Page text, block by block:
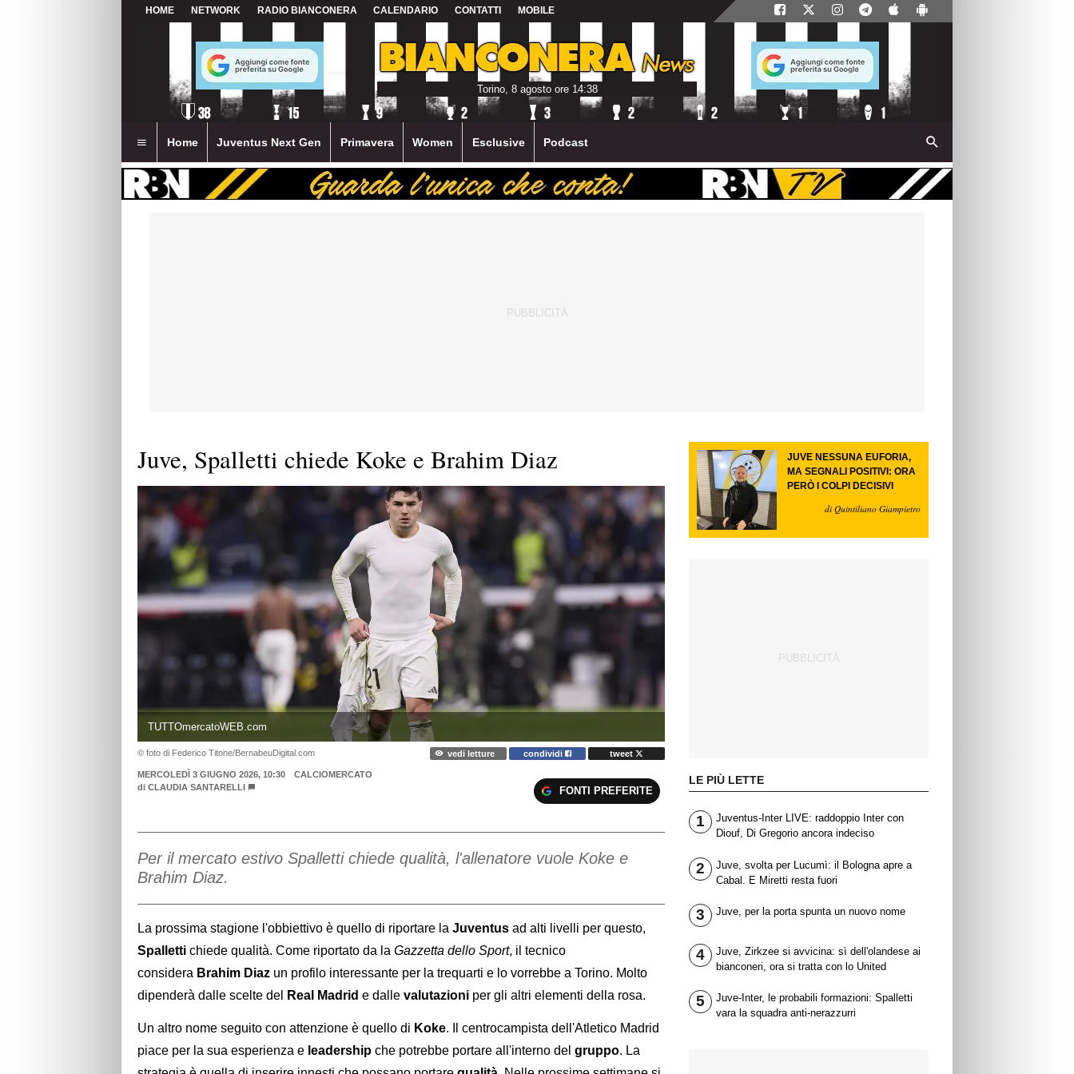
HOME NETWORK RADIO BIANCONERA CALENDARIO CONTATTI MOBILE
Torino, 8 agosto ore 14:38
Home Juventus Next Gen Primavera Women Esclusive Podcast
Juve, Spalletti chiede Koke e Brahim Diaz
TUTTOmercatoWEB.com
© foto di Federico Titone/BernabeuDigital.com vedi letture condividi tweet
MERCOLEDÌ 3 GIUGNO 2026, 10:30
CALCIOMERCATO
di CLAUDIA SANTARELLI FONTI PREFERITE
Per il mercato estivo Spalletti chiede qualità, l'allenatore vuole Koke e
Brahim Diaz.
La prossima stagione l'obbiettivo è quello di riportare la Juventus ad alti livelli per questo,
Spalletti chiede qualità. Come riportato da la Gazzetta dello Sport, il tecnico
considera Brahim Diaz un profilo interessante per la trequarti e lo vorrebbe a Torino. Molto
dipenderà dalle scelte del
Real Madrid e dalle valutazioni per gli altri elementi della rosa.
Un altro nome seguito con attenzione è quello di Koke. Il centrocampista dell'Atletico Madrid
piace per la sua esperienza e leadership che potrebbe portare all'interno del gruppo. La
JUVE NESSUNA EUFORIA,
MA SEGNALI POSITIVI: ORA
PERÒ I COLPI DECISIVI
di Quintiliano Giampietro
LE PIÙ LETTE
1
Juventus-Inter LIVE: raddoppio Inter con
Diouf, Di Gregorio ancora indeciso
2
Juve, svolta per Lucumì: il Bologna apre a
Cabal. E Miretti resta fuori
3 Juve, per la porta spunta un nuovo nome
4
Juve, Zirkzee si avvicina: sì dell'olandese ai
bianconeri, ora si tratta con lo United
5
Juve-Inter, le probabili formazioni: Spalletti
vara la squadra anti-nerazzurri